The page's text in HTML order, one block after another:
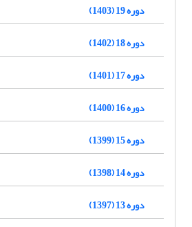
دوره 19 (1403)
دوره 18 (1402)
دوره 17 (1401)
دوره 16 (1400)
دوره 15 (1399)
دوره 14 (1398)
دوره 13 (1397)